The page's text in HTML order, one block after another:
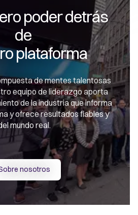
poder detrás
de
plataforma
de mentes talentosas
equipo de liderazgo aporta
de la industria que informa
y ofrece resultados fiables y
mundo real.
nosotros